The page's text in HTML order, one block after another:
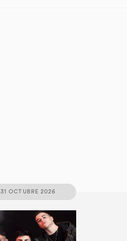
OCTUBRE 2026